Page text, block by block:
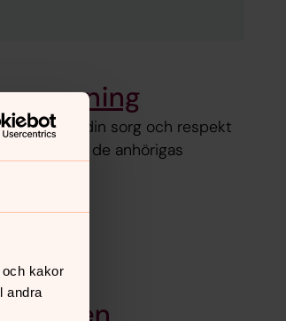
kakor
andra
för att visa din sorg och respekt
dödas och de anhörigas